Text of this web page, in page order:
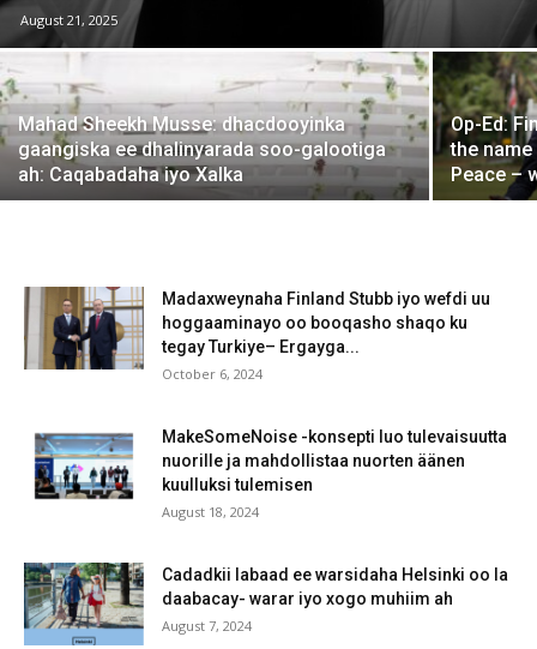
August 21, 2025
Mahad Sheekh Musse: dhacdooyinka
gaangiska ee dhalinyarada soo-galootiga
ah: Caqabadaha iyo Xalka
Op-Ed:
the
Peace –
Madaxweynaha Finland Stubb iyo wefdi uu
hoggaaminayo oo booqasho shaqo ku
tegay Turkiye– Ergayga...
October 6, 2024
MakeSomeNoise -konsepti luo tulevaisuutta
nuorille ja mahdollistaa nuorten äänen
kuulluksi tulemisen
August 18, 2024
Cadadkii labaad ee warsidaha Helsinki oo la
daabacay- warar iyo xogo muhiim ah
August 7, 2024